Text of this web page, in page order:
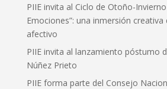
PIIE invita al Ciclo de Otoño-
Emociones”: una inmersión creativa
afectivo
PIIE invita al lanzamiento póstumo
Núñez Prieto
PIIE forma parte del Consejo